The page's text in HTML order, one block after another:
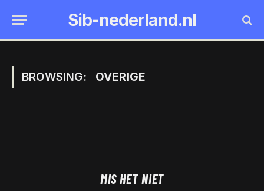
Sib-nederland.nl
BROWSING: OVERIGE
MIS HET NIET